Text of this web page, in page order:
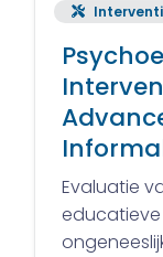
Evaluatie